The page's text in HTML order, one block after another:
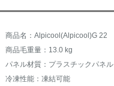
商品名：Alpicool(Alpicool)G 22
商品毛重量：13.0 kg
パネル材質：プラスチックパネル
冷凍性能：凍結可能